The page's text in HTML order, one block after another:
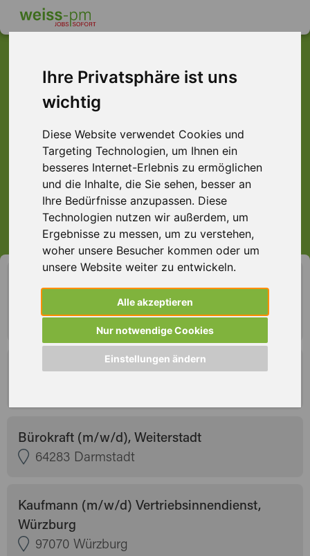
Ihre Privatsphäre ist uns
wichtig
Diese Website verwendet Cookies und
Targeting Technologien, um Ihnen ein
besseres Internet-Erlebnis zu ermöglichen
und die Inhalte, die Sie sehen, besser an
Ihre Bedürfnisse anzupassen. Diese
Technologien nutzen wir außerdem, um
Ergebnisse zu messen, um zu verstehen,
woher unsere Besucher kommen oder um
unsere Website weiter zu entwickeln.
Alle akzeptieren
Nur notwendige Cookies
Einstellungen ändern
schnell im Job ...
Aschaffenburg Darmstadt Frankfurt Hamburg
Hanau Offenbach Würzburg
los gehts
Auftragssachbearbeitung, Aschaffenburg
63741 Aschaffenburg
Bürokauffrau (m/w/d) Bürokraft, Frankfurt
Bürokraft (m/w/d), Weiterstadt
64283 Darmstadt
Kaufmann (m/w/d) Vertriebsinnendienst,
Würzburg
97070 Würzburg